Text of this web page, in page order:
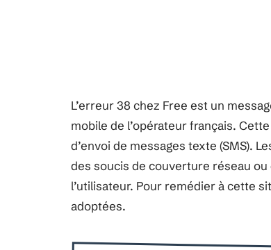
L’erreur 38 chez Free est un
mobile de l’opérateur français.
d’envoi de messages texte (SMS).
des soucis de couverture réseau
l’utilisateur. Pour remédier à cette
adoptées.